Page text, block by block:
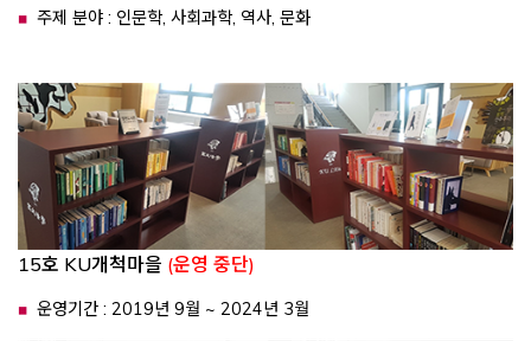
주제 분야 : 인문학, 사회과학, 역사, 문화
15호 KU개척마을 (운영 중단)
운영기간 : 2019년 9월 ~ 2024년 3월